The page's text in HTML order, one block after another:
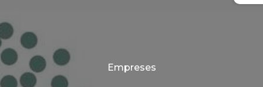
Categories
Empreses